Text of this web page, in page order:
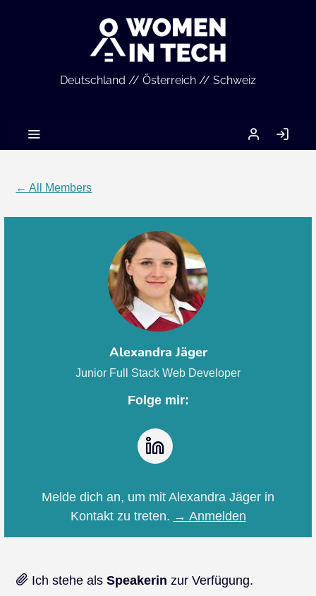
Deutschland // Österreich // Schweiz
MEIN
ACCOUNT
IN
← All Members
Alexandra Jäger
Junior Full Stack Web Developer
Folge mir:
Melde dich an, um mit Alexandra Jäger in
Kontakt zu treten. → Anmelden
Ich stehe alsSpeakerin zur Verfügung.